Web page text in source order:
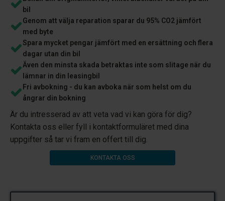
bil
Genom att välja reparation sparar du 95% CO2 jämfört
med byte
Spara mycket pengar jämfört med en ersättning och flera
dagar utan din bil
Även den minsta skada betraktas inte som slitage när du
lämnar in din leasingbil
Fri avbokning - du kan avboka när som helst om du
ångrar din bokning
Är du intresserad av att veta vad vi kan göra för dig?
Kontakta oss eller fyll i kontaktformuläret med dina
uppgifter så tar vi fram en offert till dig.
KONTAKTA OSS